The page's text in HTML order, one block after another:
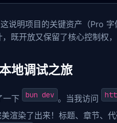
说明项目的关键资产（Pro
既开放又保留了核心控制权
地调试之旅
一下 bun dev 。当我访问
渲染了出来！标题、章节、